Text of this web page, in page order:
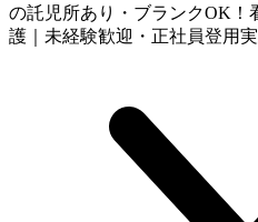
の託児所あり・ブランクOK！
護｜未経験歓迎・正社員登用